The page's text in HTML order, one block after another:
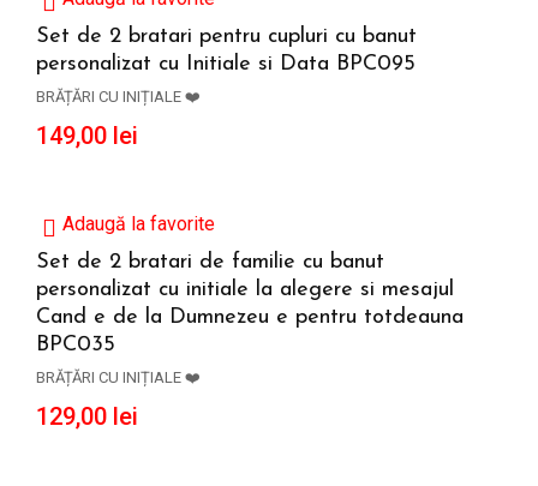
Set de 2 bratari pentru cupluri cu banut
personalizat cu Initiale si Data BPC095
BRĂȚĂRI CU INIȚIALE ❤️
149,00 lei
Adaugă la favorite
ADAUGĂ ÎN COȘ
Set de 2 bratari de familie cu banut
personalizat cu initiale la alegere si mesajul
Cand e de la Dumnezeu e pentru totdeauna
BPC035
BRĂȚĂRI CU INIȚIALE ❤️
129,00 lei